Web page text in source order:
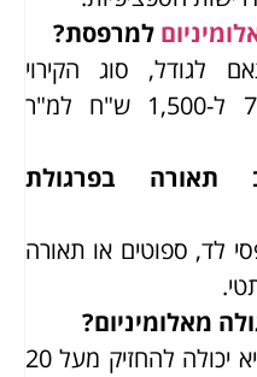
למרפסת?
לגודל, סוג הקירוי
והעיצוב, ונע בין 700 ל-1,500 ש"ח למ"ר
תאורה בפרגולת
לד, ספוטים או תאורה
מאלומיניום?
עם תחזוקה בסיסית, היא יכולה להחזיק מעל 20